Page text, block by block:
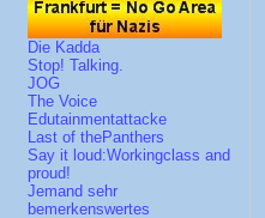
Die Kadda
Stop! Talking.
JOG
The Voice
Edutainmentattacke
Last of thePanthers
Say it loud:Workingclass and
proud!
Jemand sehr
bemerkenswertes